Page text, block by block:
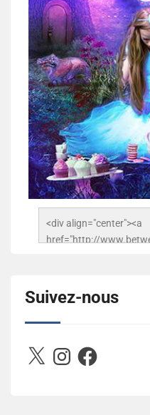
<div align="center"><a
href="http://
503716673157532-
alt="Between D&R"
</div>
Suivez-nous
X InstagramFacebook